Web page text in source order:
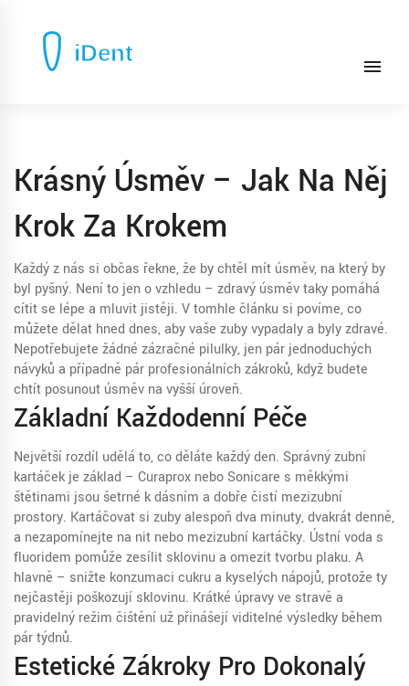
Krásný Úsměv – Jak Na Něj
Krok Za Krokem
Každý z nás si občas řekne, že by chtěl mít úsměv, na který by
byl pyšný. Není to jen o vzhledu – zdravý úsměv taky pomáhá
cítit se lépe a mluvit jistěji. V tomhle článku si povíme, co
můžete dělat hned dnes, aby vaše zuby vypadaly a byly zdravé.
Nepotřebujete žádné zázračné pilulky, jen pár jednoduchých
návyků a případně pár profesionálních zákroků, když budete
chtít posunout úsměv na vyšší úroveň.
Základní Každodenní Péče
Největší rozdíl udělá to, co děláte každý den. Správný zubní
kartáček je základ – Curaprox nebo Sonicare s měkkými
štětinami jsou šetrné k dásním a dobře čistí mezizubní
prostory. Kartáčovat si zuby alespoň dva minuty, dvakrát denně,
a nezapomínejte na nit nebo mezizubní kartáčky. Ústní voda s
fluoridem pomůže zesílit sklovinu a omezit tvorbu plaku. A
hlavně – snižte konzumaci cukru a kyselých nápojů, protože ty
nejčastěji poškozují sklovinu. Krátké úpravy ve stravě a
pravidelný režim čištění už přinášejí viditelné výsledky během
pár týdnů.
Estetické Zákroky Pro Dokonalý